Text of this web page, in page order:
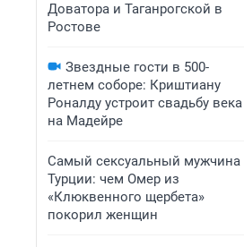
Доватора и Таганрогской в
Ростове
Звездные гости в 500-
летнем соборе: Криштиану
Роналду устроит свадьбу века
на Мадейре
Самый сексуальный мужчина
Турции: чем Омер из
«Клюквенного щербета»
покорил женщин